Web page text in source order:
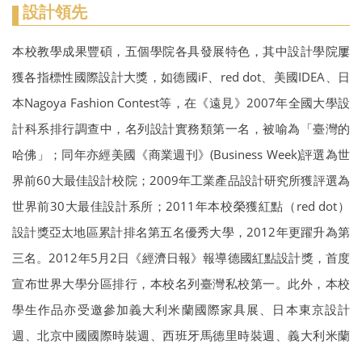
設計領先
本校教學成果豐碩，五個學院各具發展特色，其中設計學院屢
獲各指標性國際設計大獎，如德國iF、red dot、美國IDEA、日
本Nagoya Fashion Contest等，在《遠見》2007年全國大學設
計科系排行調查中，名列設計實務類第一名，被喻為「臺灣的
哈佛」；同年亦經美國《商業週刊》(Business Week)評選為世
界前60大最佳設計校院；2009年工業產品設計研究所獲評選為
世界前30大最佳設計系所；2011年本校榮獲紅點（red dot）
設計獎亞太地區累計排名第五名優秀大學，2012年更躍升為第
三名。2012年5月2日《經濟日報》報導德國紅點設計獎，首度
宣布世界大學分區排行，本校名列臺灣私校第一。此外，本校
學生作品亦受邀參加義大利米蘭國際家具展、日本東京設計
週、北京中國國際時裝週、西班牙馬德里時裝週、義大利米蘭